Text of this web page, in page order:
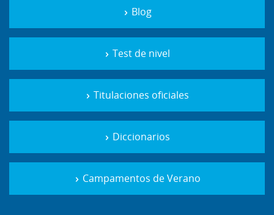
Blog
Test de nivel
Titulaciones oficiales
Diccionarios
Campamentos de Verano